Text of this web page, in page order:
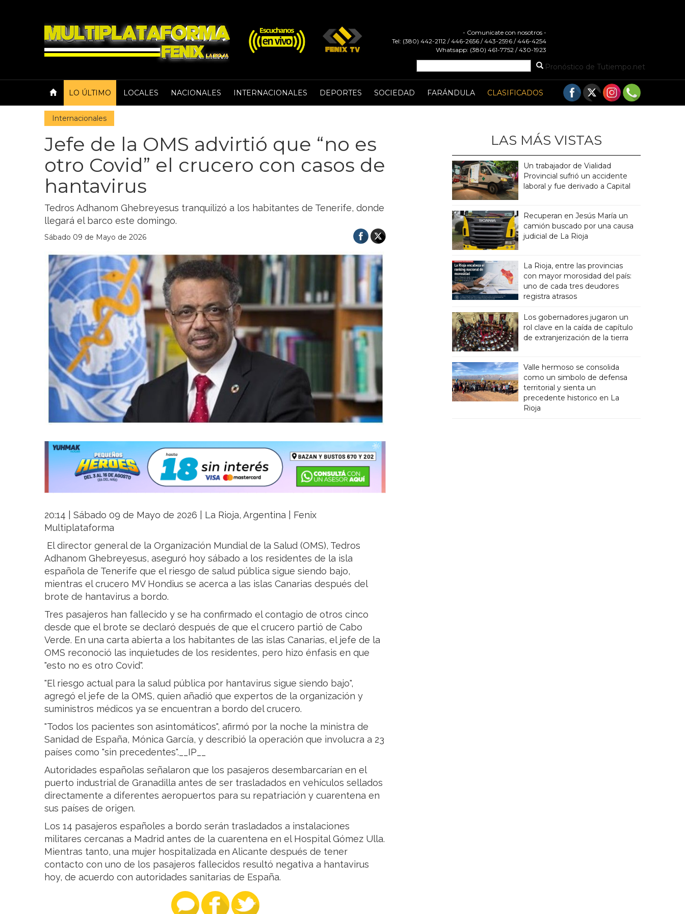
- Comunicate con nosotros -
Tel: (380) 442-2112 / 446-2656 / 443-2596 / 446-4254
Whatsapp: (380) 461-7752 / 430-1923
Pronóstico de Tutiempo.net
LO ÚLTIMO LOCALES NACIONALES INTERNACIONALES DEPORTES SOCIEDAD FARÁNDULA CLASIFICADOS
Internacionales
Jefe de la OMS advirtió que “no es
otro Covid” el crucero con casos de
hantavirus
Tedros Adhanom Ghebreyesus tranquilizó a los habitantes de Tenerife, donde
llegará el barco este domingo.
Sábado 09 de Mayo de 2026
20:14 | Sábado 09 de Mayo de 2026 | La Rioja, Argentina | Fenix
Multiplataforma
El director general de la Organización Mundial de la Salud (OMS), Tedros
Adhanom Ghebreyesus, aseguró hoy sábado a los residentes de la isla
española de Tenerife que el riesgo de salud pública sigue siendo bajo,
mientras el crucero MV Hondius se acerca a las islas Canarias después del
brote de hantavirus a bordo.
Tres pasajeros han fallecido y se ha confirmado el contagio de otros cinco
desde que el brote se declaró después de que el crucero partió de Cabo
Verde. En una carta abierta a los habitantes de las islas Canarias, el jefe de la
OMS reconoció las inquietudes de los residentes, pero hizo énfasis en que
"esto no es otro Covid".
"El riesgo actual para la salud pública por hantavirus sigue siendo bajo",
agregó el jefe de la OMS, quien añadió que expertos de la organización y
suministros médicos ya se encuentran a bordo del crucero.
"Todos los pacientes son asintomáticos", afirmó por la noche la ministra de
Sanidad de España, Mónica García, y describió la operación que involucra a 23
países como "sin precedentes".__IP__
Autoridades españolas señalaron que los pasajeros desembarcarían en el
puerto industrial de Granadilla antes de ser trasladados en vehículos sellados
directamente a diferentes aeropuertos para su repatriación y cuarentena en
sus países de origen.
Los 14 pasajeros españoles a bordo serán trasladados a instalaciones
militares cercanas a Madrid antes de la cuarentena en el Hospital Gómez Ulla.
Mientras tanto, una mujer hospitalizada en Alicante después de tener
contacto con uno de los pasajeros fallecidos resultó negativa a hantavirus
hoy, de acuerdo con autoridades sanitarias de España.
LAS MÁS VISTAS
Un trabajador de Vialidad
Provincial sufrió un accidente
laboral y fue derivado a Capital
Recuperan en Jesús María un
camión buscado por una causa
judicial de La Rioja
La Rioja, entre las provincias
con mayor morosidad del país:
uno de cada tres deudores
registra atrasos
Los gobernadores jugaron un
rol clave en la caída de capítulo
de extranjerización de la tierra
Valle hermoso se consolida
como un simbolo de defensa
territorial y sienta un
precedente historico en La
Rioja